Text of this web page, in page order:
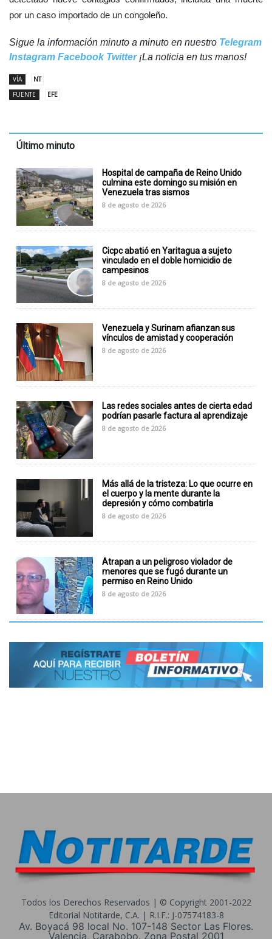
por un caso importado de un congoleño.
Sigue la información minuto a minuto en nuestro Telegram
Instagram Facebook Twitter¡La noticia en tus manos!
VÍA
NT
FUENTE
EFE
Último minuto
Hospital de campaña de Reino Unido
culmina este domingo su misión en
Venezuela tras sismos
8 de agosto de 2026
Cicpc abatió en Yaritagua a sujeto
vinculado en el doble homicidio de
campesinos
8 de agosto de 2026
Venezuela y Surinam afianzan sus
vínculos de amistad y cooperación
8 de agosto de 2026
Las redes sociales antes de cierta edad
podrían pasarle factura al aprendizaje
8 de agosto de 2026
Más allá de la tristeza: Lo que ocurre en
el cuerpo y la mente durante la
depresión y cómo combatirla
8 de agosto de 2026
Atrapan a un peligroso violador de
menores que se fugó durante un
permiso en Reino Unido
8 de agosto de 2026
Todos los Derechos Reservados | © Copyright 2001-2022
Editorial Notitarde, C.A. | R.I.F.: J-07574183-8
Av. Boyacá 98 local No. 107-148 Sector Las Flores.
Valencia, Carabobo. Zona Postal 2001